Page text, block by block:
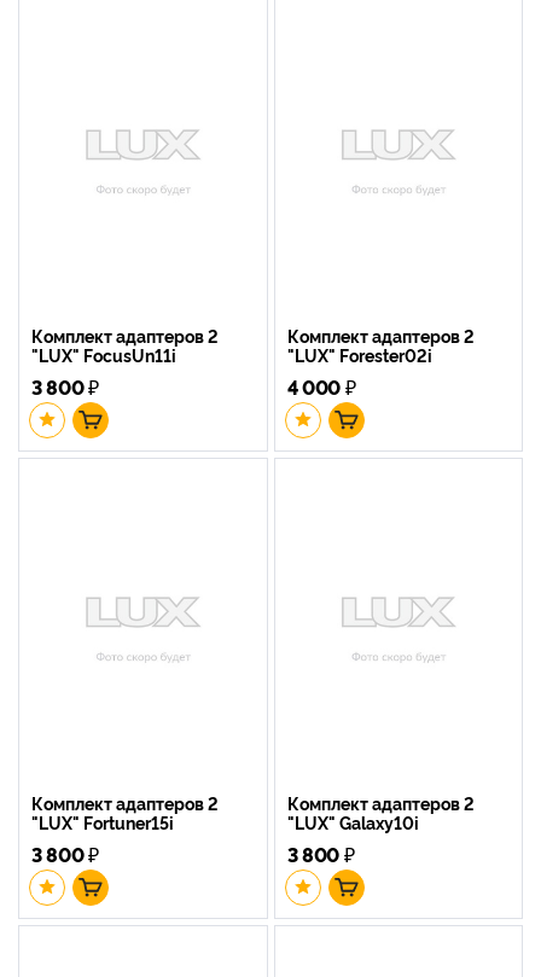
Комплект адаптеров 2
"LUX" FocusUn11i
3 800₽
Комплект адаптеров 2
"LUX" Forester02i
4 000₽
Комплект адаптеров 2
"LUX" Fortuner15i
3 800₽
Комплект адаптеров 2
"LUX" Galaxy10i
3 800₽